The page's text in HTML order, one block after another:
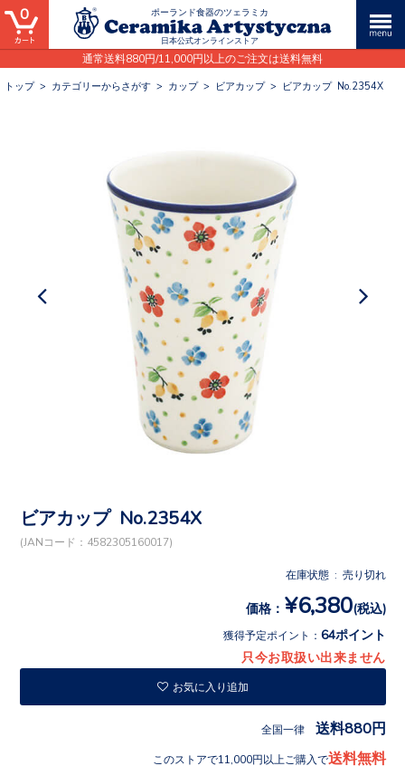
ポーランド食器のツェラミカ
日本公式オンラインストア
通常送料880円/11,000円以上のご注文は送料無料
0
トップ> カテゴリーからさがす > カップ> ビアカップ> ビアカップ No.2354X
ビアカップ No.2354X
(JANコード：4582305160017)
在庫状態 : 売り切れ
価格： ¥6,380(税込)
獲得予定ポイント： 64ポイント
只今お取扱い出来ません
お気に入り追加
全国一律 送料880円
このストアで11,000円以上ご購入で送料無料